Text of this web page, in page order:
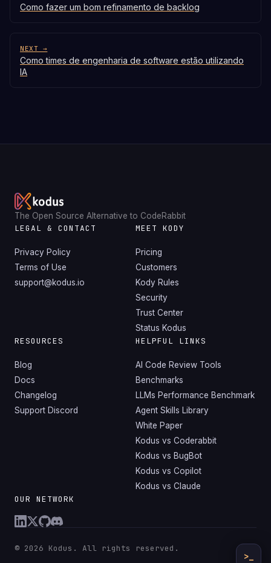
Como fazer um bom refinamento de backlog
NEXT →
Como times de engenharia de software estão utilizando
IA
The Open Source Alternative to CodeRabbit
LEGAL & CONTACT
Privacy Policy
Terms of Use
support@kodus.io
MEET KODY
Pricing
Customers
Kody Rules
Security
Trust Center
Status Kodus
RESOURCES
Blog
Docs
Changelog
Support Discord
HELPFUL LINKS
AI Code Review Tools
Benchmarks
LLMs Performance Benchmark
Agent Skills Library
White Paper
Kodus vs Coderabbit
Kodus vs BugBot
Kodus vs Copilot
Kodus vs Claude
OUR NETWORK
© 2026 Kodus. All rights reserved.
>_